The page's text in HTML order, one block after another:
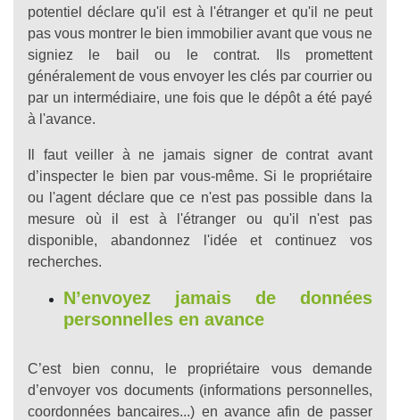
potentiel déclare qu'il est à l'étranger et qu'il ne peut
pas vous montrer le bien immobilier avant que vous ne
signiez le bail ou le contrat. Ils promettent
généralement de vous envoyer les clés par courrier ou
par un intermédiaire, une fois que le dépôt a été payé
à l'avance.
Il faut veiller à ne jamais signer de contrat avant
d’inspecter le bien par vous-même. Si le propriétaire
ou l'agent déclare que ce n'est pas possible dans la
mesure où il est à l'étranger ou qu'il n'est pas
disponible, abandonnez l'idée et continuez vos
recherches.
N’envoyez jamais de données
personnelles en avance
C’est bien connu, le propriétaire vous demande
d’envoyer vos documents (informations personnelles,
coordonnées bancaires...) en avance afin de passer